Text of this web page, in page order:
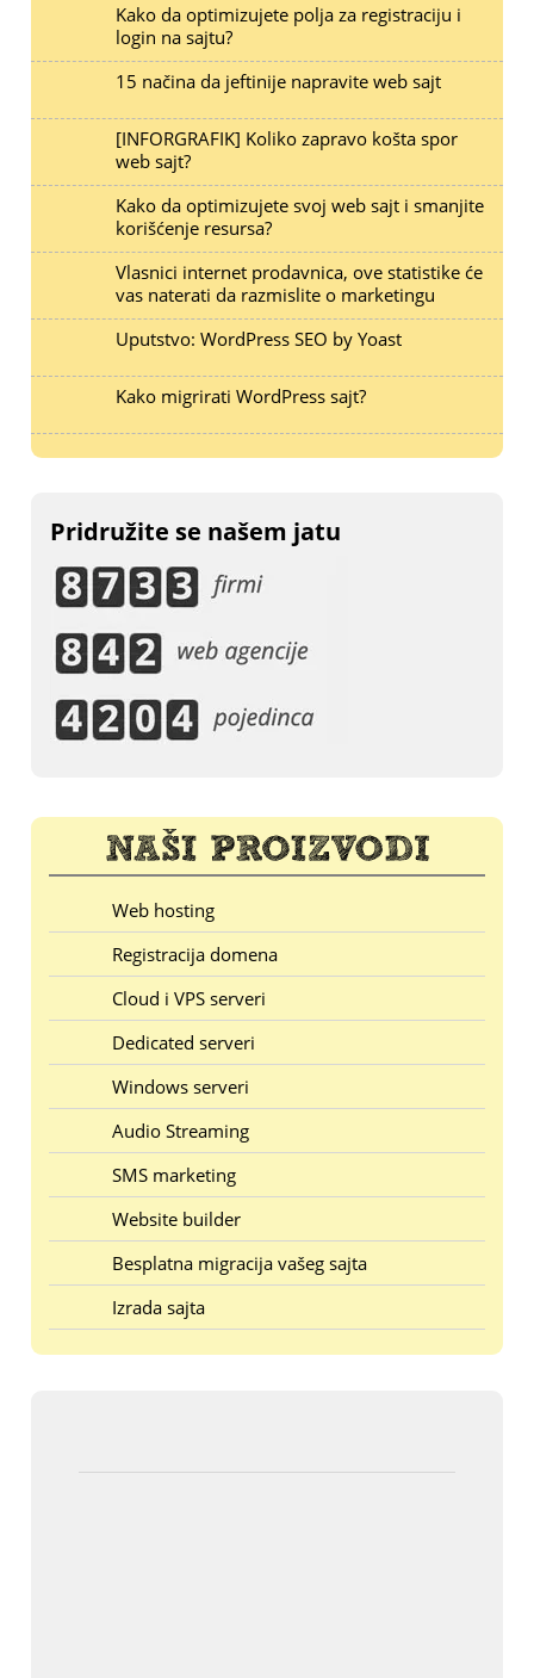
Kako da optimizujete polja za registraciju i
login na sajtu?
15 načina da jeftinije napravite web sajt
[INFORGRAFIK] Koliko zapravo košta spor
web sajt?
Kako da optimizujete svoj web sajt i smanjite
korišćenje resursa?
Vlasnici internet prodavnica, ove statistike će
vas naterati da razmislite o marketingu
Uputstvo: WordPress SEO by Yoast
Kako migrirati WordPress sajt?
Pridružite se našem jatu
Web hosting
Registracija domena
Cloud i VPS serveri
Dedicated serveri
Windows serveri
Audio Streaming
SMS marketing
Website builder
Besplatna migracija vašeg sajta
Izrada sajta